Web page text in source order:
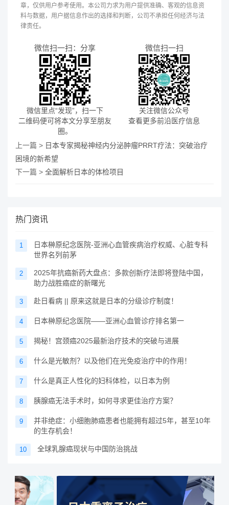
章，仅供用户参考使用。本公司力求为用户提供准确、客观的信息资
料与数据，用户据信息作出的选择和判断，公司不承担任何经济与法
律责任。
微信扫一扫：分享
微信里点“发现”，扫一下
二维码便可将本文分享至朋友
圈。
微信扫一扫
关注微信公众号
查看更多前沿医疗信息
上一篇 > 日本专家揭秘神经内分泌肿瘤PRRT疗法：突破治疗
困境的新希望
下一篇 > 全面解析日本的体检项目
热门资讯
1
日本榊原纪念医院-亚洲心血管疾病治疗权威、心脏专科
世界名列前茅
2
2025年抗癌新药大盘点：多款创新疗法即将登陆中国，
助力战胜癌症的新曙光
3 赴日看病 || 原来这就是日本的分级诊疗制度！
4 日本榊原纪念医院——亚洲心血管诊疗排名第一
5 揭秘！宫颈癌2025最新治疗技术的突破与进展
6 什么是光敏剂？以及他们在光免疫治疗中的作用！
7 什么是真正人性化的妇科体检，以日本为例
8 胰腺癌无法手术时，如何寻求更佳治疗方案？
9
并非绝症：小细胞肺癌患者也能拥有超过5年，甚至10年
的生存机会！
10 全球乳腺癌现状与中国防治挑战